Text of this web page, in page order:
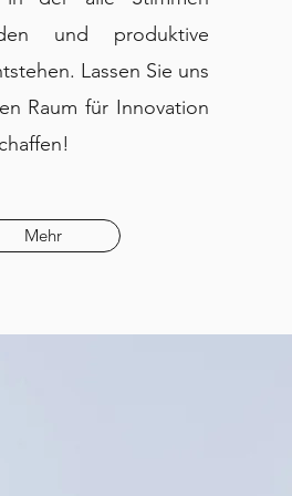
und produktive
Lassen Sie uns
Raum für Innovation
Mehr